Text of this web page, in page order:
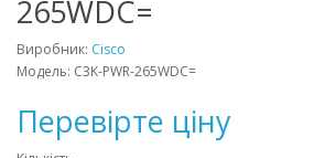
265WDC=
Виробник: Cisco
Модель: C3K-PWR-265WDC=
Перевірте ціну